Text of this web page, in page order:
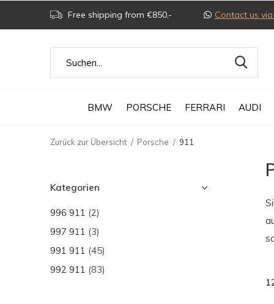
BMW PORSCHE FERRARI AUDI
Free shipping from €850,- Contact us
Zurück zur Übersicht Porsche 911
Kategorien
996 911 (2)
997 911 (3)
991 911 (45)
992 911 (83)